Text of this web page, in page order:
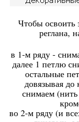
Чтобы освоить
реглана,
в 1-м ряду -
далее 1 петлю
остальные
довязывая
снимаем
во 2-м ряду (и